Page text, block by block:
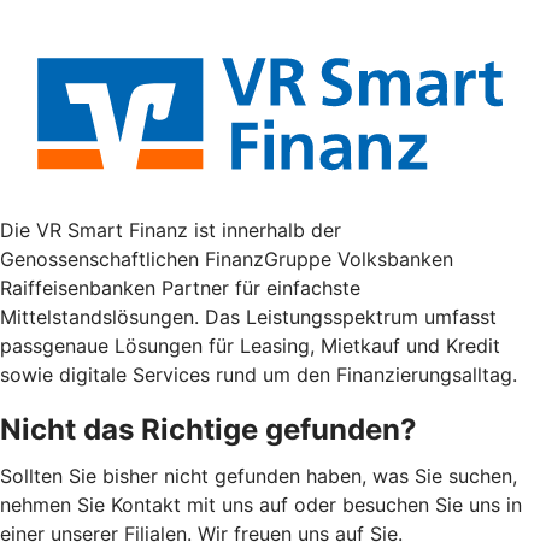
Die VR Smart Finanz ist innerhalb der
Genossenschaftlichen FinanzGruppe Volksbanken
Raiffeisenbanken Partner für einfachste
Mittelstandslösungen. Das Leistungsspektrum umfasst
passgenaue Lösungen für Leasing, Mietkauf und Kredit
sowie digitale Services rund um den Finanzierungsalltag.
Nicht das Richtige gefunden?
Sollten Sie bisher nicht gefunden haben, was Sie suchen,
nehmen Sie Kontakt mit uns auf oder besuchen Sie uns in
einer unserer Filialen. Wir freuen uns auf Sie.